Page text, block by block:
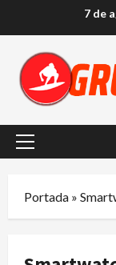
contenido
7 de
Menú
Portada »